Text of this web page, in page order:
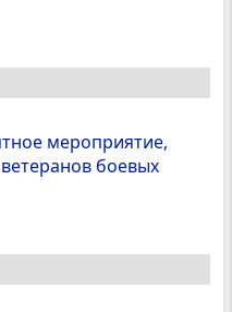
мероприятие,
боевых